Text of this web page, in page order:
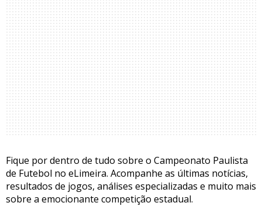
Fique por dentro de tudo sobre o Campeonato Paulista
de Futebol no eLimeira. Acompanhe as últimas notícias,
resultados de jogos, análises especializadas e muito mais
sobre a emocionante competição estadual.